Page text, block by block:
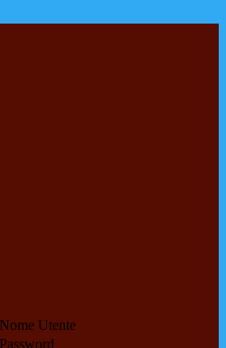
Nome Utente
Password